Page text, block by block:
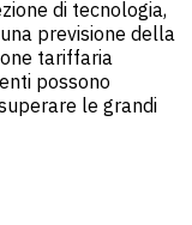
di tecnologia,
previsione della
tariffaria
possono
le grandi